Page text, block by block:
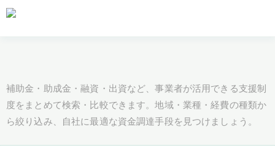
補助金・助成金・融資・出資など、事業者が活用できる支援制
度をまとめて検索・比較できます。地域・業種・経費の種類か
ら絞り込み、自社に最適な資金調達手段を見つけましょう。